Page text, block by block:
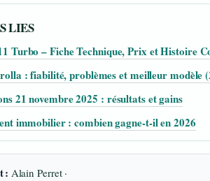
LIES
Turbo – Fiche Technique, Prix et Histoire
: fiabilité, problèmes et meilleur modèle
21 novembre 2025 : résultats et gains
immobilier : combien gagne-t-il en 2026
: Alain Perret ·